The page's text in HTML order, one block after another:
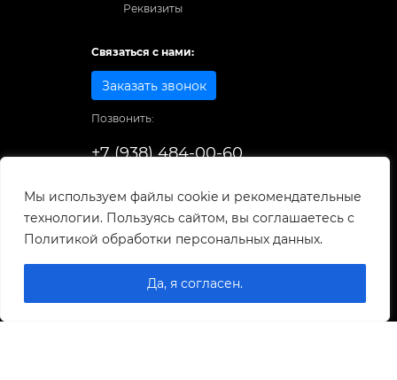
Мы используем файлы cookie и рекомендательные
технологии. Пользуясь сайтом, вы соглашаетесь с
Политикой обработки персональных данных.
Да, я согласен.
Реквизиты
Связаться с нами:
Заказать звонок
Позвонить:
+7 (938) 484-00-60
© 1998-2025
0